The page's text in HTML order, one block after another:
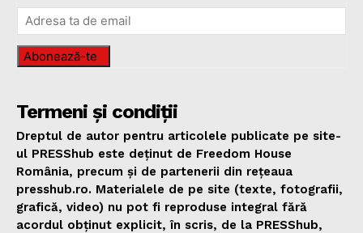
Abonează-te
Termeni și condiții
Dreptul de autor pentru articolele publicate pe site-
ul PRESShub este deținut de Freedom House
România, precum și de partenerii din rețeaua
presshub.ro. Materialele de pe site (texte, fotografii,
grafică, video) nu pot fi reproduse integral fără
acordul obținut explicit, în scris, de la PRESShub,